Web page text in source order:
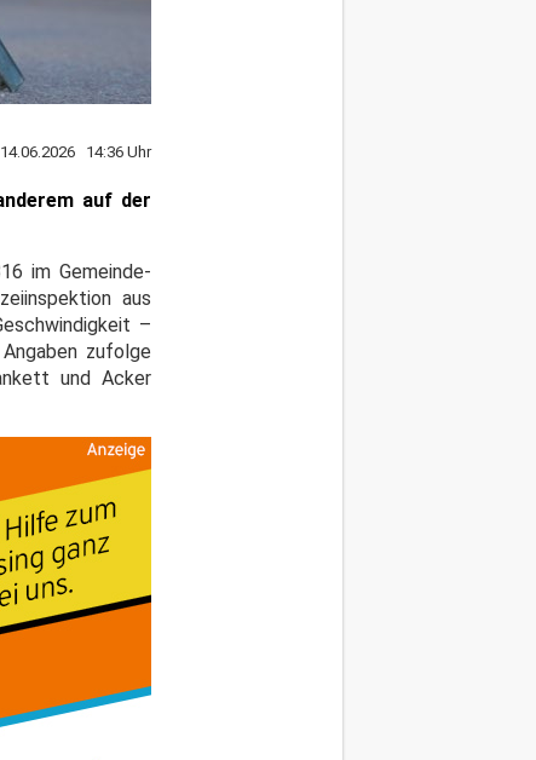
14:36 Uhr
auf der
im Gemeinde-
aus
–
zufolge
und Acker